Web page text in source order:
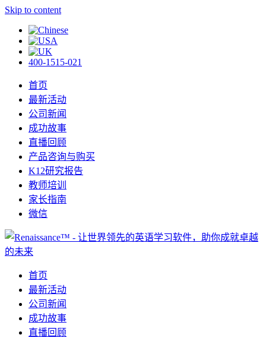
Skip to content
400-1515-021
首页
最新活动
公司新闻
成功故事
直播回顾
产品咨询与购买
K12研究报告
教师培训
家长指南
微信
首页
最新活动
公司新闻
成功故事
直播回顾